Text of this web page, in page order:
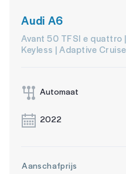
Audi A6
Avant 50 TFSI e quattro
Keyless | Adaptive
Automaat
2022
Aanschafprijs